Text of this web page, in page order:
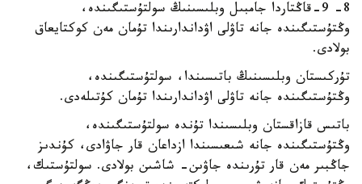
8- 9-قاڭتاردا جامبىل وبلىسىنىڭ سولتۇستىگىندە،
وڭتۇستىگىندە جانە تاۋلى اۋداندارىندا تۇمان مەن كوكتايعاق
بولادى.
تۇركىستان وبلىسىنىڭ باتىسىندا، سولتۇستىگىندە،
وڭتۇستىگىندە جانە تاۋلى اۋداندارىندا تۇمان كۇتىلەدى.
باتىس قازاقستان وبلىسىندا تۇندە سولتۇستىگىندە،
وڭتۇستىگىندە جانە شىعىسىندا ازداعان قار جاۋادى، كۇندىز
جاڭبىر مەن قار تۇرىندە جاۋىن- شاشىن بولادى. سولتۇستىك،